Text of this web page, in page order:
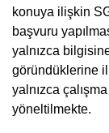
konuya ilişkin
başvuru
yalnızca
göründüklerine
yalnızca
yöneltilmekte.